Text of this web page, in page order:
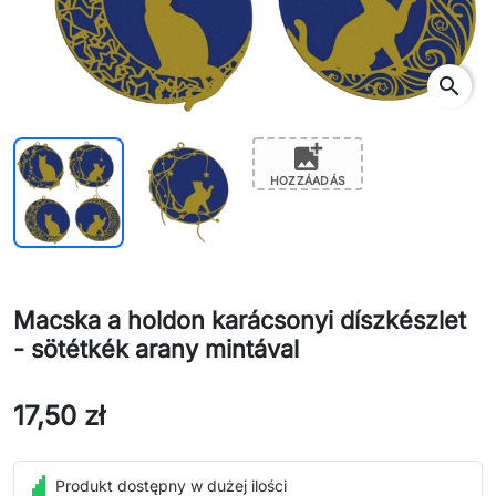
search
add_photo_alternate
HOZZÁADÁS
Macska a holdon karácsonyi díszkészlet
- sötétkék arany mintával
17,50 zł
Produkt dostępny w dużej ilości